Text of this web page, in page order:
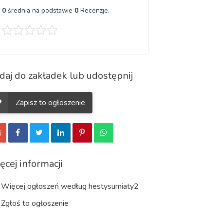
0średnia na podstawie 0Recenzje.
do zakładek lub udostępnij
Zapisz to ogłoszenie
informacji
Więcej ogłoszeń według hestysumiaty2
Zgłoś to ogłoszenie